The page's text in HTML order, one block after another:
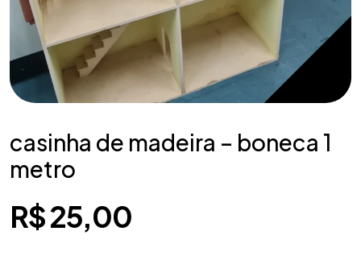
casinha de madeira – boneca 1
metro
R$25,00